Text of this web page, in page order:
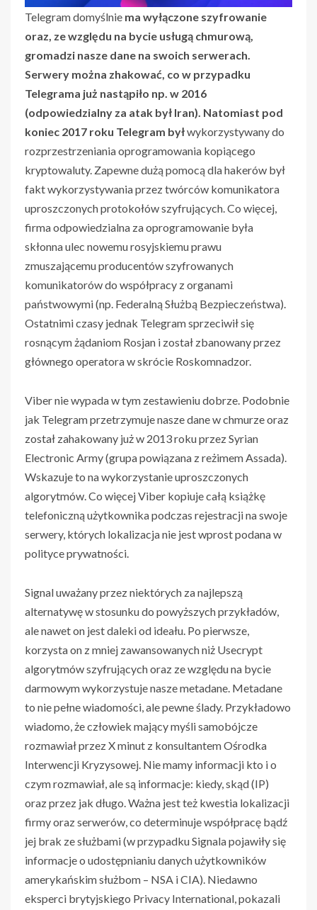
Telegram domyślnie ma wyłączone szyfrowanie
oraz, ze względu na bycie usługą chmurową,
gromadzi nasze dane na swoich serwerach.
Serwery można zhakować, co w przypadku
Telegrama już nastąpiło np. w 2016
(odpowiedzialny za atak był Iran). Natomiast pod
koniec 2017 roku Telegram byłwykorzystywany do
rozprzestrzeniania oprogramowania kopiącego
kryptowaluty. Zapewne dużą pomocą dla hakerów był
fakt wykorzystywania przez twórców komunikatora
uproszczonych protokołów szyfrujących. Co więcej,
firma odpowiedzialna za oprogramowanie była
skłonna ulec nowemu rosyjskiemu prawu
zmuszającemu producentów szyfrowanych
komunikatorów do współpracy z organami
państwowymi (np. Federalną Służbą Bezpieczeństwa).
Ostatnimi czasy jednak Telegram sprzeciwił się
rosnącym żądaniom Rosjan i został zbanowany przez
głównego operatora w skrócie Roskomnadzor.
Viber nie wypada w tym zestawieniu dobrze. Podobnie
jak Telegram przetrzymuje nasze dane w chmurze oraz
został zahakowany już w 2013 roku przez Syrian
Electronic Army (grupa powiązana z reżimem Assada).
Wskazuje to na wykorzystanie uproszczonych
algorytmów. Co więcej Viber kopiuje całą książkę
telefoniczną użytkownika podczas rejestracji na swoje
serwery, których lokalizacja nie jest wprost podana w
polityce prywatności.
Signal uważany przez niektórych za najlepszą
alternatywę w stosunku do powyższych przykładów,
ale nawet on jest daleki od ideału. Po pierwsze,
korzysta on z mniej zawansowanych niż Usecrypt
algorytmów szyfrujących oraz ze względu na bycie
darmowym wykorzystuje nasze metadane. Metadane
to nie pełne wiadomości, ale pewne ślady. Przykładowo
wiadomo, że człowiek mający myśli samobójcze
rozmawiał przez X minut z konsultantem Ośrodka
Interwencji Kryzysowej. Nie mamy informacji kto i o
czym rozmawiał, ale są informacje: kiedy, skąd (IP)
oraz przez jak długo. Ważna jest też kwestia lokalizacji
firmy oraz serwerów, co determinuje współpracę bądź
jej brak ze służbami (w przypadku Signala pojawiły się
informacje o udostępnianiu danych użytkowników
amerykańskim służbom – NSA i CIA). Niedawno
eksperci brytyjskiego Privacy International, pokazali